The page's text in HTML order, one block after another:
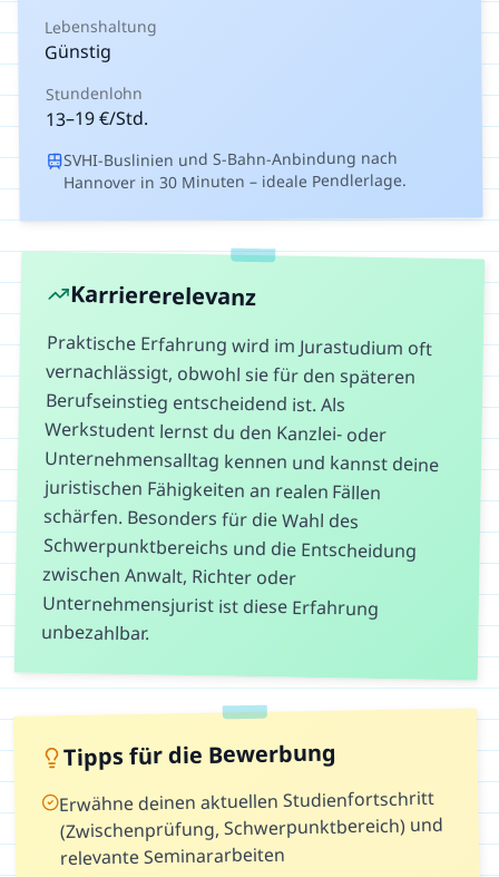
Lebenshaltung
Günstig
Stundenlohn
13–19€/Std.
SVHI-Buslinien und S-Bahn-Anbindung nach
Hannover in 30 Minuten – ideale Pendlerlage.
Karriererelevanz
Praktische Erfahrung wird im Jurastudium oft
vernachlässigt, obwohl sie für den späteren
Berufseinstieg entscheidend ist. Als
Werkstudent lernst du den Kanzlei- oder
Unternehmensalltag kennen und kannst deine
juristischen Fähigkeiten an realen Fällen
schärfen. Besonders für die Wahl des
Schwerpunktbereichs und die Entscheidung
zwischen Anwalt, Richter oder
Unternehmensjurist ist diese Erfahrung
unbezahlbar.
Tipps für die Bewerbung
Erwähne deinen aktuellen Studienfortschritt
(Zwischenprüfung, Schwerpunktbereich) und
relevante Seminararbeiten